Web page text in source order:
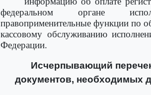
федеральном органе
правоприменительные функции по
кассовому обслуживанию
Федерации.
Исчерпывающий
документов, необходимых